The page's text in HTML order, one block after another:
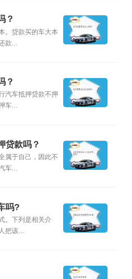
？
。贷款买的车大本
款...
？
汽车抵押贷款不押
车...
贷款吗？
属于自己，因此不
车...
吗?
。下列是相关介
把该...